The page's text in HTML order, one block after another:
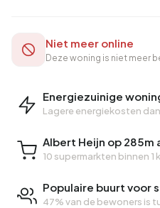
Energiezuinige
Lagere energiekosten
Albert Heijn op 285m
10 supermarkten binnen 1
Populaire buurt voor
47% van de bewoners is
Niet meer online
Deze woning is niet meer